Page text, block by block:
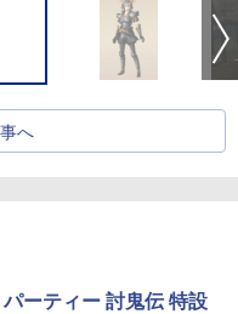
へ
ーティー 討鬼伝 特設